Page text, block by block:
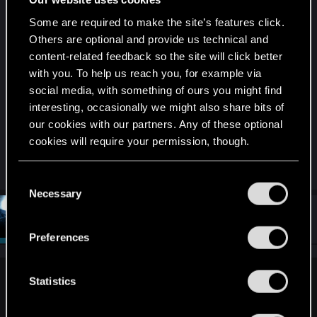
Some are required to make the site’s features click.
Others are optional and provide us technical and
content-related feedback so the site will click better
with you. To help us reach you, for example via
social media, with something of ours you might find
interesting, occasionally we might also share bits of
our cookies with our partners. Any of these optional
cookies will require your permission, though.
and tweak your preferences regarding them in the
Necessary
Preferences
Statistics
viele andere auch, nicht sonderlich gute
Erfahrungen damit gemacht habe (Pay-to-win). Da
GWENT derzeit aber noch in der Beta ist, würde
ich sagen: Am besten mal abwarten und schauen
was noch kommt
Denn abgesehen, von den
Ingamekäufen, gefällt mir das Game sehr gut und
ich finde bis jetzt hat CDPR wirklich gute Arbeit
geleistet.​
Last edited:Nov 17, 2016
Nov 17, 2016
FaolanLuna;n7000670 said: